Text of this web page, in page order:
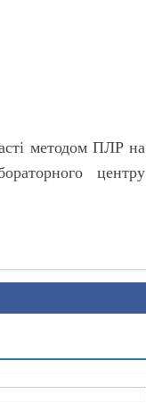
методом ПЛР на
центру